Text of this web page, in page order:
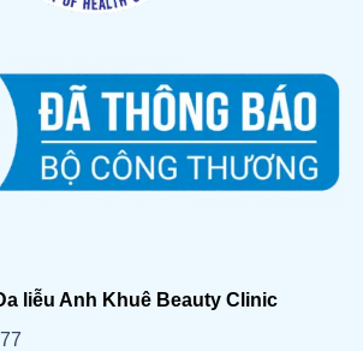
liễu Anh Khuê Beauty Clinic